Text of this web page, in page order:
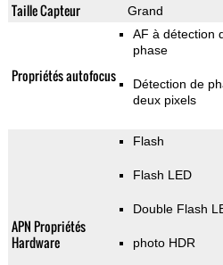
Taille Capteur Grand
Propriétés autofocus
AF à détection
phase
Détection de
deux pixels
APN Propriétés
Hardware
Flash
Flash LED
Double Flash
photo HDR